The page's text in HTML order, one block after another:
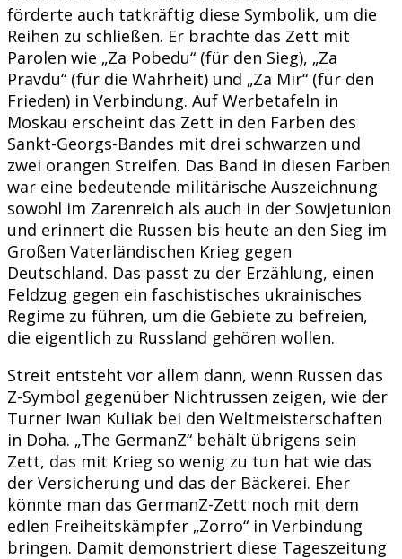
förderte auch tatkräftig diese Symbolik, um die
Reihen zu schließen. Er brachte das Zett mit
Parolen wie „Za Pobedu“ (für den Sieg), „Za
Pravdu“ (für die Wahrheit) und „Za Mir“ (für den
Frieden) in Verbindung. Auf Werbetafeln in
Moskau erscheint das Zett in den Farben des
Sankt-Georgs-Bandes mit drei schwarzen und
zwei orangen Streifen. Das Band in diesen Farben
war eine bedeutende militärische Auszeichnung
sowohl im Zarenreich als auch in der Sowjetunion
und erinnert die Russen bis heute an den Sieg im
Großen Vaterländischen Krieg gegen
Deutschland. Das passt zu der Erzählung, einen
Feldzug gegen ein faschistisches ukrainisches
Regime zu führen, um die Gebiete zu befreien,
die eigentlich zu Russland gehören wollen.
Streit entsteht vor allem dann, wenn Russen das
Z-Symbol gegenüber Nichtrussen zeigen, wie der
Turner Iwan Kuliak bei den Weltmeisterschaften
in Doha. „The GermanZ“ behält übrigens sein
Zett, das mit Krieg so wenig zu tun hat wie das
der Versicherung und das der Bäckerei. Eher
könnte man das GermanZ-Zett noch mit dem
edlen Freiheitskämpfer „Zorro“ in Verbindung
bringen. Damit demonstriert diese Tageszeitung